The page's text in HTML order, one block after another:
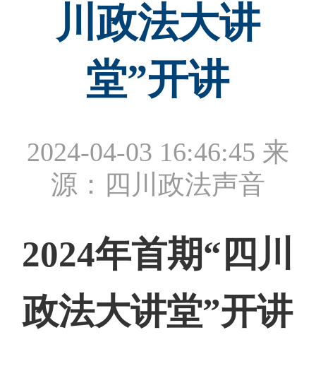
川政法大讲
堂”开讲
2024-04-03 16:46:45 来
源：四川政法声音
2024年首期“四川
政法大讲堂”开讲